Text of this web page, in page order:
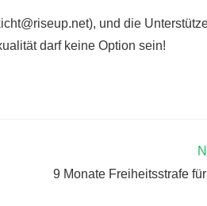
riseup.net), und die
darf keine Option sein!
9 Monate Freiheitsstrafe